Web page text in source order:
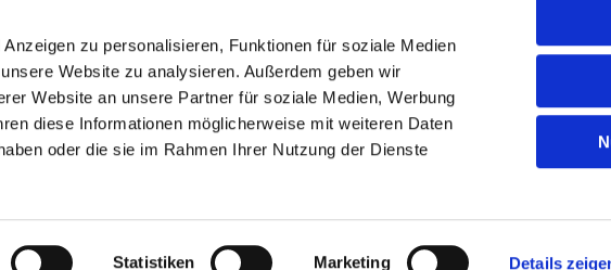
zu personalisieren, Funktionen für soziale Medien
Website zu analysieren. Außerdem geben wir
Website an unsere Partner für soziale Medien, Werbung
diese Informationen möglicherweise mit weiteren Daten
oder die sie im Rahmen Ihrer Nutzung der Dienste
Statistiken Marketing Details
Datenschutzerklärung ChurchDesk-Login